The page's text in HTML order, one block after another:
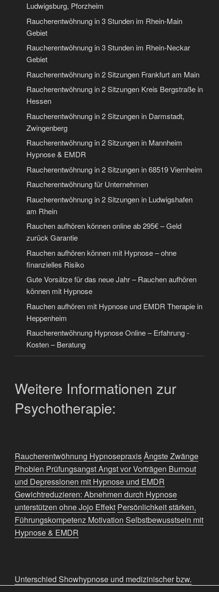
Ludwigsburg, Pforzheim
Raucherentwöhnung in 3 Stunden im Rhein-Main
Gebiet
Raucherentwöhnung in 3 Stunden im Rhein-Neckar
Gebiet
Raucherentwöhnung in 2 Sitzungen Frankfurt am Main
Raucherentwöhnung in 2 Sitzungen Kreis Bergstraße in
Hessen
Raucherentwöhnung in 2 Sitzungen in Darmstadt,
Zwingenberg
Raucherentwöhnung in 2 Sitzungen in Mannheim
Hypnose & EMDR
Raucherentwöhnung in 2 Sitzungen in 68519 Viernheim
Raucherentwöhnung für Unternehmen
Raucherentwöhnung in 2 Sitzungen in Ludwigshafen
am Rhein
Rauchen aufhören können online ab 295€ – Geld
zurück Garantie
Rauchen aufhören können mit Hypnose – ohne
finanzielles Risiko
Gute Vorsätze für das neue Jahr – Rauchen aufhören
können mit Hypnose
Rauchen aufhören mit Hypnose und EMDR Therapie in
Heppenheim
Raucherentwöhnung Hypnose Online – Erfahrung -
Kosten – Beratung
Weitere Informationen zur
Psychotherapie:
Raucherentwöhnung HypnosepraxisÄngste Zwänge
Phobien Prüfungsangst Angst vor Vorträgen Burnout
und Depressionen mit Hypnose und EMDR
Gewichtreduzieren: Abnehmen durch Hypnose
unterstützen ohne Jojo Effekt Persönlichkeit stärken,
Führungskompetenz Motivation Selbstbewusstsein mit
Hypnose & EMDR
Unterschied Showhypnose und medizinischer bzw.